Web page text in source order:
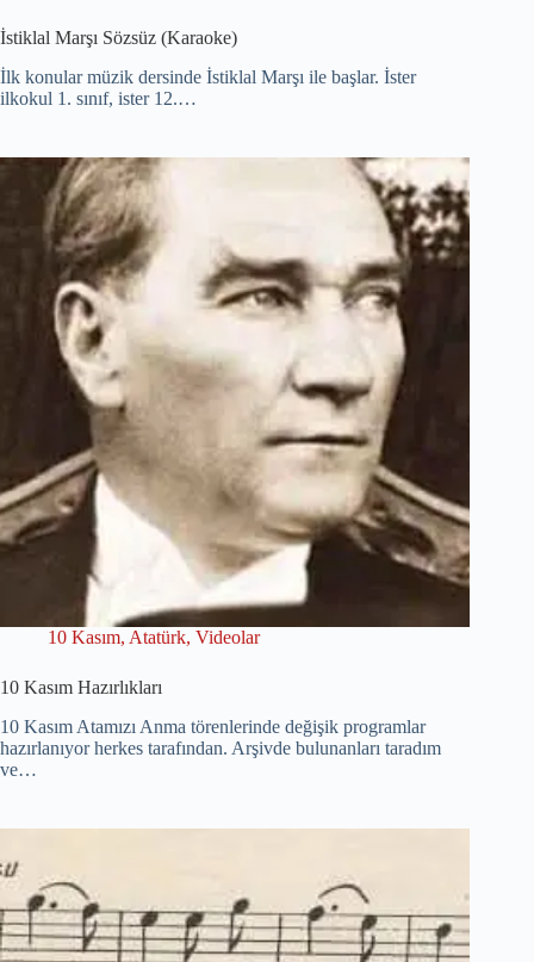
İstiklal Marşı Sözsüz (Karaoke)
İlk konular müzik dersinde İstiklal Marşı ile başlar. İster
ilkokul 1. sınıf, ister 12.…
10 Kasım, Atatürk, Videolar
10 Kasım Hazırlıkları
10 Kasım Atamızı Anma törenlerinde değişik programlar
hazırlanıyor herkes tarafından. Arşivde bulunanları taradım
ve…